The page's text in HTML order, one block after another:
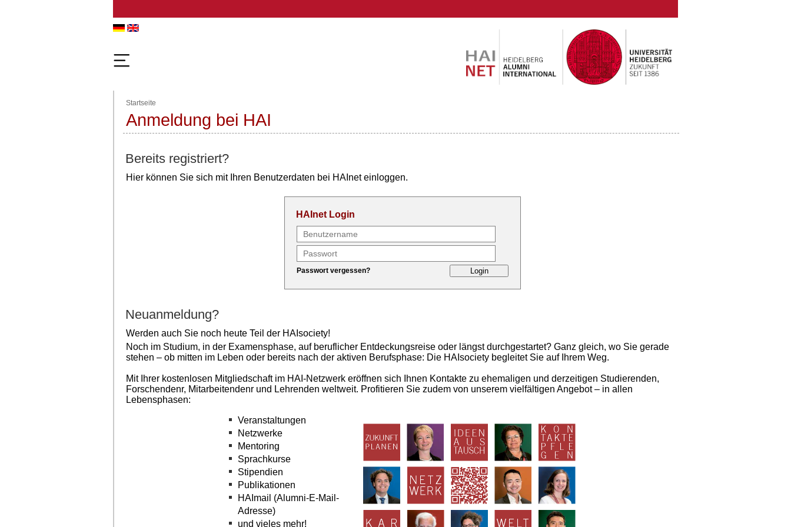
Startseite
Anmeldung bei HAI
Bereits registriert?
Hier können Sie sich mit Ihren Benutzerdaten bei HAInet einloggen.
HAInet Login
Passwort vergessen?
Neuanmeldung?
Werden auch Sie noch heute Teil der HAIsociety!
Noch im Studium, in der Examensphase, auf beruflicher Entdeckungsreise oder längst durchgestartet? Ganz gleich, wo Sie gerade
stehen – ob mitten im Leben oder bereits nach der aktiven Berufsphase: Die HAIsociety begleitet Sie auf Ihrem Weg.
Mit Ihrer kostenlosen Mitgliedschaft im HAI-Netzwerk eröffnen sich Ihnen Kontakte zu ehemaligen und derzeitigen Studierenden,
Forschendenr, Mitarbeitendenr und Lehrenden weltweit. Profitieren Sie zudem von unserem vielfältigen Angebot – in allen
Lebensphasen:
Veranstaltungen
Netzwerke
Mentoring
Sprachkurse
Stipendien
Publikationen
HAImail (Alumni-E-Mail-
Adresse)
und vieles mehr!